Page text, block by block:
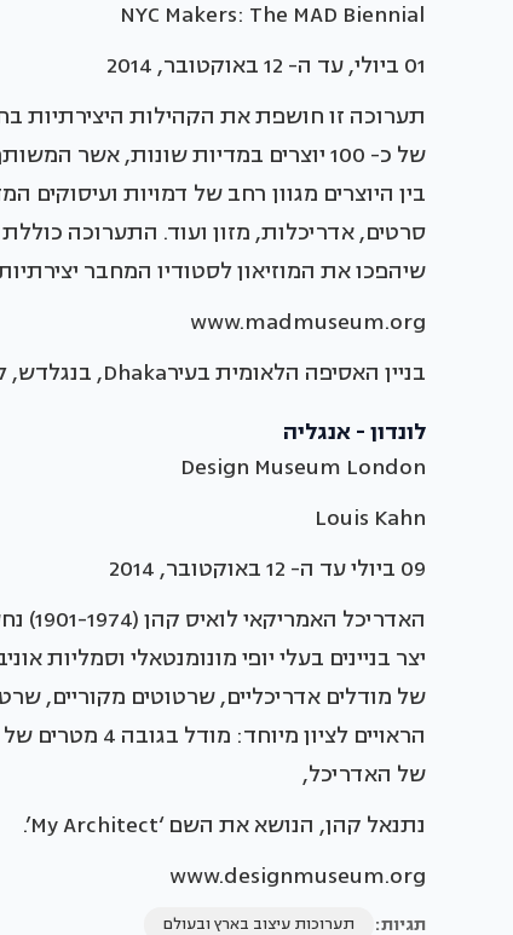
NYC Makers: The MAD Biennial
01 ביולי, עד ה- 12 באוקטובר, 2014
תערוכה זו חושפת את הקהילות היצירתיות
של כ- 100 יוצרים במדיות שונות, אשר
בין היוצרים מגוון רחב של דמויות ועיסוקים
סרטים, אדריכלות, מזון ועוד. התערוכה
שיהפכו את המוזיאון לסטודיו המחבר
www.madmuseum.org
בניין האסיפה הלאומית בעירDhaka, בנגלדש, לואיס קהן, 1962-83, Raymond Meier ©
לונדון - אנגליה
Design Museum London
Louis Kahn
09 ביולי עד ה- 12 באוקטובר, 2014
יצר בניינים בעלי יופי מונומנטאלי וסמליות
של מודלים אדריכליים, שרטוטים מקוריים,
של האדריכל,
נתנאל קהן, הנושא את השם ‘My Architect’.
www.designmuseum.org
תגיות: תערוכות עיצוב בארץ ובעולם